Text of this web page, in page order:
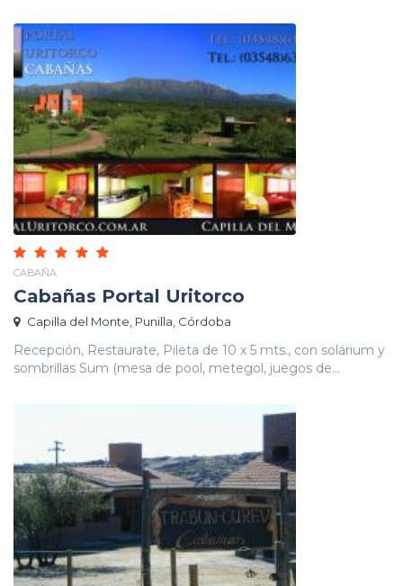
CABAÑA
Cabañas Portal Uritorco
Capilla del Monte, Punilla, Córdoba
Recepción, Restaurate, Pileta de 10 x 5 mts., con solárium y
sombrillas Sum (mesa de pool, metegol, juegos de...